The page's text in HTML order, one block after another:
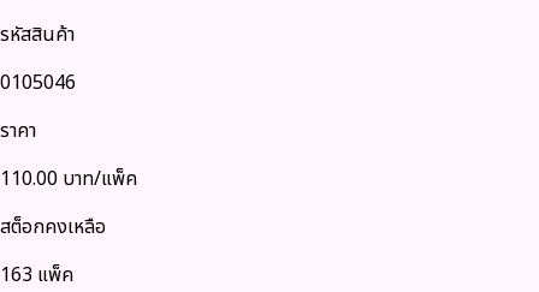
รหัสสินค้า
0105046
ราคา
110.00 บาท/แพ็ค
สต็อกคงเหลือ
163 แพ็ค